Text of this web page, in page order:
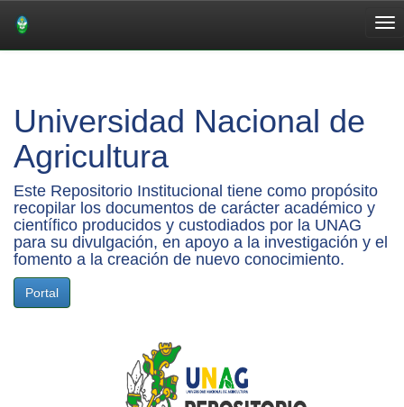
Universidad Nacional de
Agricultura
Este Repositorio Institucional tiene como propósito
recopilar los documentos de carácter académico y
científico producidos y custodiados por la UNAG
para su divulgación, en apoyo a la investigación y el
fomento a la creación de nuevo conocimiento.
Portal